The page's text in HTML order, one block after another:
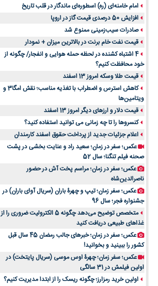
امام خامنه‌ای (ره) اسطوره‌ای ماندگار در قلب تاریخ
افزایش 50 درصدی قیمت گاز در اروپا
صادرات سیب‌زمینی ممنوع شد
قیمت نفت خام برنت در بالاترین میزان + نمودار
4 اشتباه کشنده در لحظه حمله هوایی و انفجار/ چگونه از
خود محافظت کنیم؟
قیمت طلا وسکه امروز 13 اسفند
کاهش استرس و اضطراب با تغذیه مناسب؛ نقش امگا3 و
ویتامین‌ها
قیمت دلار و ارزهای دیگر امروز 13 اسفند
کنسروها را تا چه زمانی می توانید استفاده کنید؟
اعلام جزئیات جدید از پرداخت حقوق اسفند کارمندان
عکس؛ سفر در زمان؛ سعید راد و عنایت بخشی در پشت
صحنه فیلم تنگنا؛ سال 52
عکس؛ سفر در زمان؛ مراسم پخت آش در حضور
ناصرالدین‌شاه
عکس؛ سفر زمان؛ تیپ و چهرۀ باران (سریال آوای باران) در
جشنواره فجر؛ سال 96
متخصص توضیح می‌دهد چگونه 5 الکترولیت ضروری را از
غذاهای طبیعی دریافت کنید
عکس؛ سفر در زمان؛ خبرهای جالب رمضان 45 سال قبل
کشور را ببینید و بخوانید!
عکس؛ سفر زمان؛ چهرۀ اوس موسی (سریال پایتخت) در
اولین فیلمش در 31 سالگی
اولین خرید رمزارز؛ چگونه ریسک را از ابتدا مدیریت کنیم؟